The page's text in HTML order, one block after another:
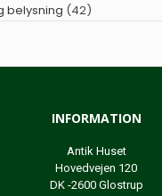
belysning (42)
INFORMATION
Antik Huset
Hovedvejen 120
DK -2600 Glostrup